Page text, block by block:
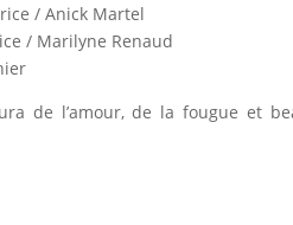
/ Anick Martel
/ Marilyne Renaud
de l’amour, de la fougue et